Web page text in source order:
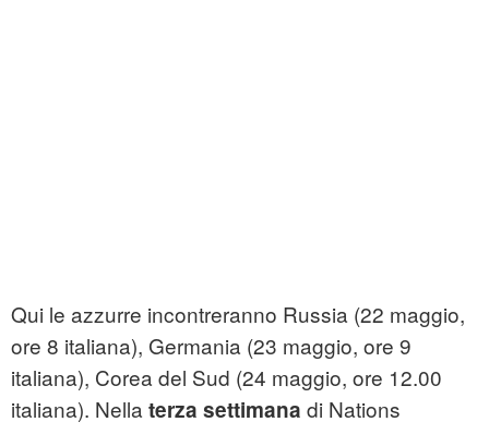
Qui le azzurre incontreranno Russia (22 maggio,
ore 8 italiana), Germania (23 maggio, ore 9
italiana), Corea del Sud (24 maggio, ore 12.00
italiana). Nella terza settimana di Nations